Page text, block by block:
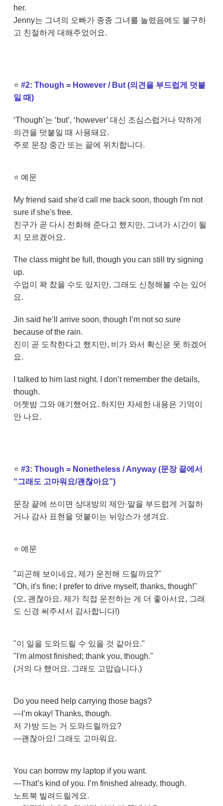
her.
Jenny는 그녀의 오빠가 종종 그녀를 놀렸음에도 불구하
고 친절하게 대해주었어요.
⭐ #2: Though = However / But (의견을 부드럽게 덧붙
일 때)
‘Though’는 ‘but’, ‘however’ 대신 조심스럽거나 약하게
의견을 덧붙일 때 사용돼요.
주로 문장 중간 또는 끝에 위치합니다.
⭐ 예문
My friend said she'd call me back soon, though I'm not
sure if she's free.
친구가 곧 다시 전화해 준다고 했지만, 그녀가 시간이 될
지 모르겠어요.
The class might be full, though you can still try signing
up.
수업이 꽉 찼을 수도 있지만, 그래도 신청해볼 수는 있어
요.
Jin said he’ll arrive soon, though I’m not so sure
because of the rain.
진이 곧 도착한다고 했지만, 비가 와서 확신은 못 하겠어
요.
I talked to him last night. I don’t remember the details,
though.
어젯밤 그와 얘기했어요. 하지만 자세한 내용은 기억이
안 나요.
⭐ #3: Though = Nonetheless / Anyway (문장 끝에서
“그래도 고마워요/괜찮아요”)
문장 끝에 쓰이면 상대방의 제안·말을 부드럽게 거절하
거나 감사 표현을 덧붙이는 뉘앙스가 생겨요.
⭐ 예문
"피곤해 보이네요, 제가 운전해 드릴까요?"
"Oh, it's fine; I prefer to drive myself, thanks, though!"
(오, 괜찮아요. 제가 직접 운전하는 게 더 좋아서요, 그래
도 신경 써주셔서 감사합니다!)
"이 일을 도와드릴 수 있을 것 같아요."
"I'm almost finished; thank you, though."
(거의 다 했어요. 그래도 고맙습니다.)
Do you need help carrying those bags?
—I’m okay! Thanks, though.
저 가방 드는 거 도와드릴까요?
—괜찮아요! 그래도 고마워요.
You can borrow my laptop if you want.
—That’s kind of you. I’m finished already, though.
노트북 빌려드릴게요.